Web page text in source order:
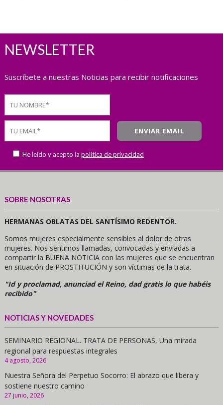
NEWSLETTER
Suscríbete a nuestras Noticias para recibir notificaciones
He leído y acepto la política de privacidad
SOBRE NOSOTRAS
HERMANAS OBLATAS DEL SANTÍSIMO REDENTOR.
Somos mujeres especialmente sensibles al dolor de otras
mujeres. Nos sentimos llamadas, convocadas y enviadas a
compartir la BUENA NOTICIA con las mujeres que se encuentran
en situación de PROSTITUCIÓN y son víctimas de la trata.
"Id y proclamad, anunciad el Reino, dad gratis lo que habéis
recibido"
NOTICIAS Y NOVEDADES
SEMINARIO REGIONAL. TRATA DE PERSONAS, Una mirada
regional para respuestas integrales
4 agosto, 2026
Nuestra Señora del Perpetuo Socorro: El abrazo que libera y
sostiene nuestro camino
27 junio, 2026